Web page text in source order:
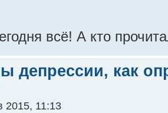
всё! А кто
депрессии, как
2015, 11:13